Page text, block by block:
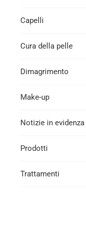
Capelli
Cura della pelle
Dimagrimento
Make-up
Notizie in evidenza
Prodotti
Trattamenti